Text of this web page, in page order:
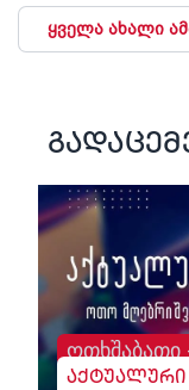
ყველა ახალი
ოთხშაბათი